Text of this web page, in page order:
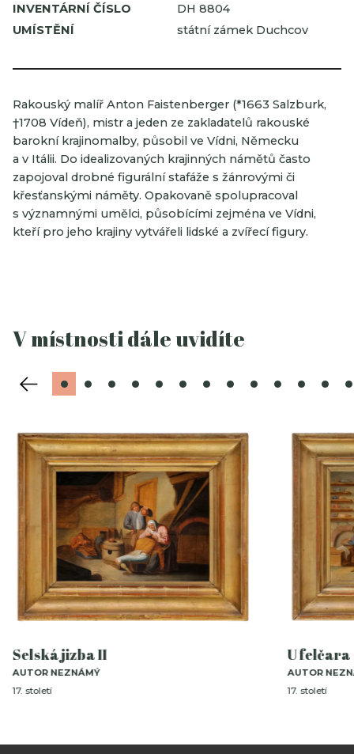
INVENTÁRNÍ ČÍSLO
DH 8804
UMÍSTĚNÍ
státní zámek Duchcov
Rakouský malíř Anton Faistenberger (*1663 Salzburk,
†1708 Vídeň), mistr a jeden ze zakladatelů rakouské
barokní krajinomalby, působil ve Vídni, Německu
a v Itálii. Do idealizovaných krajinných námětů často
zapojoval drobné figurální stafáže s žánrovými či
křesťanskými náměty. Opakovaně spolupracoval
s významnými umělci, působícími zejména ve Vídni,
kteří pro jeho krajiny vytvářeli lidské a zvířecí figury.
V místnosti dále uvidíte
Selská jizba II
AUTOR NEZNÁMÝ
17. století
U felčara
AUTOR
17. století